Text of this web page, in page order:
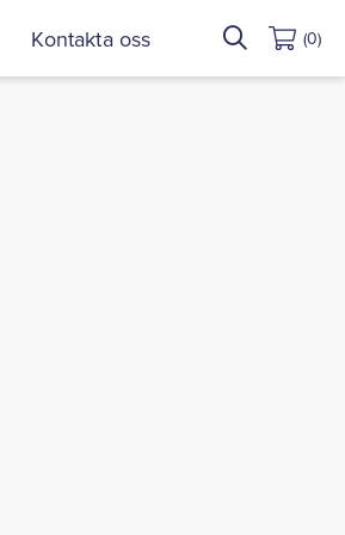
Kontakta oss
Sök
efter:
(0)